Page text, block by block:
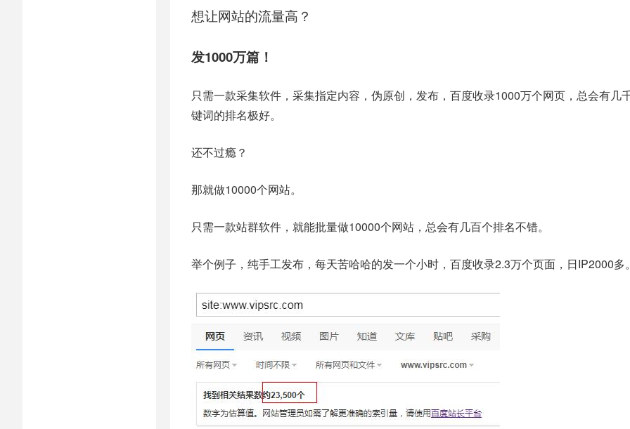
想让网站的流量高？
发1000万篇！
只需一款采集软件，采集指定内容，伪原创，发布，百度收录1000万个网页，总会有几
键词的排名极好。
还不过瘾？
那就做10000个网站。
只需一款站群软件，就能批量做10000个网站，总会有几百个排名不错。
举个例子，纯手工发布，每天苦哈哈的发一个小时，百度收录2.3万个页面，日IP2000多